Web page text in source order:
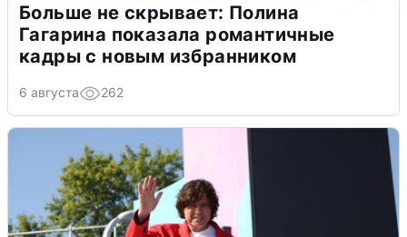
Больше не скрывает: Полина
Гагарина показала романтичные
кадры с новым избранником
6 августа 262